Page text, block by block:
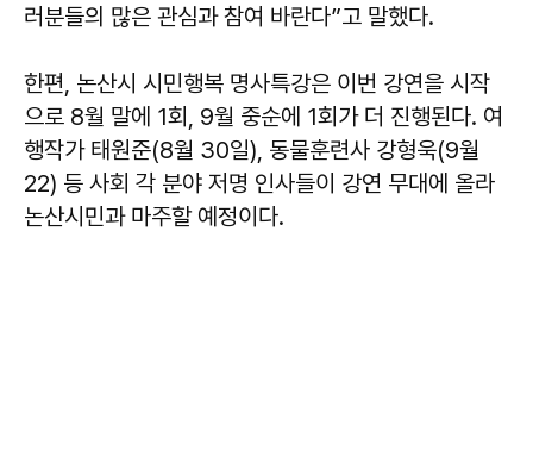
러분들의 많은 관심과 참여 바란다”고 말했다.
한편, 논산시 시민행복 명사특강은 이번 강연을 시작
으로 8월 말에 1회, 9월 중순에 1회가 더 진행된다. 여
행작가 태원준(8월 30일), 동물훈련사 강형욱(9월
22) 등 사회 각 분야 저명 인사들이 강연 무대에 올라
논산시민과 마주할 예정이다.